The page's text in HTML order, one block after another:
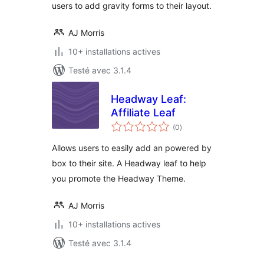
users to add gravity forms to their layout.
AJ Morris
10+ installations actives
Testé avec 3.1.4
Headway Leaf:
Affiliate Leaf
(0notes
en
)
Allows users to easily add an powered by
box to their site. A Headway leaf to help
you promote the Headway Theme.
AJ Morris
10+ installations actives
Testé avec 3.1.4